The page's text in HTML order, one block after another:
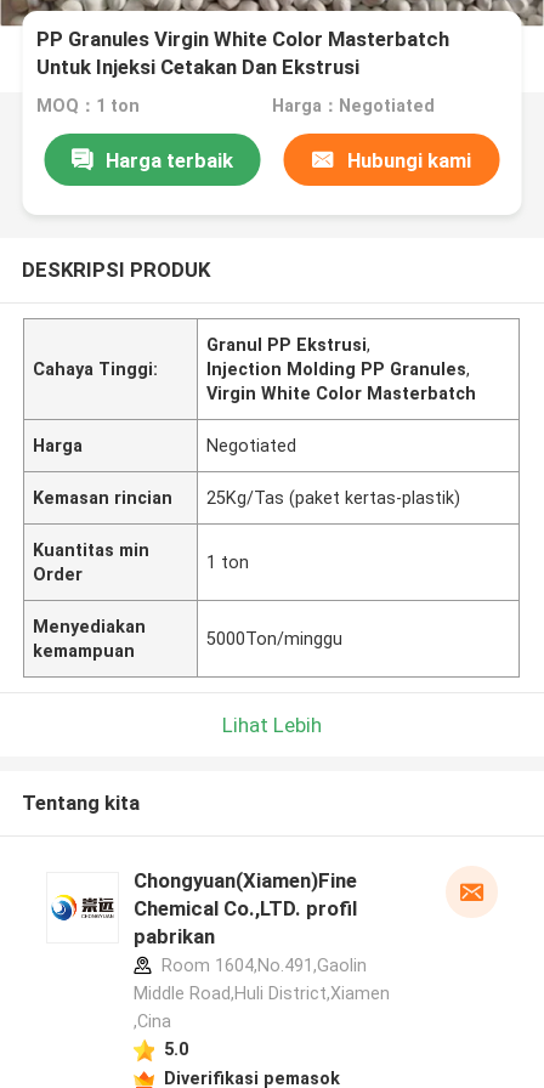
PP Granules Virgin White Color Masterbatch
Untuk Injeksi Cetakan Dan Ekstrusi
MOQ：1 ton Harga：Negotiated
Harga terbaik Hubungi kami
DESKRIPSI PRODUK
Cahaya Tinggi:
Granul PP Ekstrusi,
Injection Molding PP Granules,
Virgin White Color Masterbatch
Harga Negotiated
Kemasan rincian 25Kg/Tas (paket kertas-plastik)
Kuantitas min
Order
1 ton
Menyediakan
kemampuan
5000Ton/minggu
Lihat Lebih
Tentang kita
Chongyuan(Xiamen)Fine
Chemical Co.,LTD. profil
pabrikan
Room 1604,No.491,Gaolin
Middle Road,Huli District,Xiamen
,Cina
5.0
Diverifikasi pemasok